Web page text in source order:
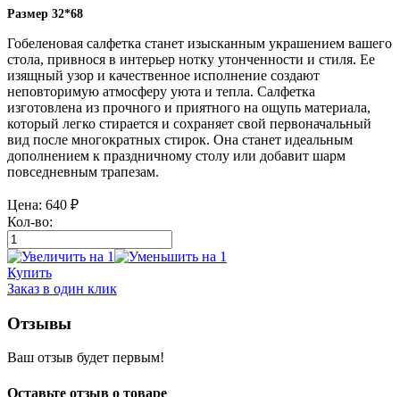
Размер 32*68
Гобеленовая салфетка станет изысканным украшением вашего
стола, привнося в интерьер нотку утонченности и стиля. Ее
изящный узор и качественное исполнение создают
неповторимую атмосферу уюта и тепла. Салфетка
изготовлена из прочного и приятного на ощупь материала,
который легко стирается и сохраняет свой первоначальный
вид после многократных стирок. Она станет идеальным
дополнением к праздничному столу или добавит шарм
повседневным трапезам.
Цена: 640 ₽
Кол-во:
Купить
Заказ в один клик
Отзывы
Ваш отзыв будет первым!
Оставьте отзыв о товаре